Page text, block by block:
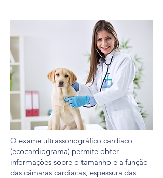
O exame ultrassonográfico cardíaco
(ecocardiograma) permite obter
informações sobre o tamanho e a função
das câmaras cardíacas, espessura das